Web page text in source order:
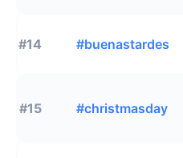
#14 #buenastardes
#15 #christmasday